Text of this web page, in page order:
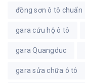
đồng sơn ô tô chuẩn
gara cứu hộ ô tô
gara Quangduc
gara sửa chữa ô tô